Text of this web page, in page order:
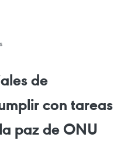
de
con tareas
paz de ONU